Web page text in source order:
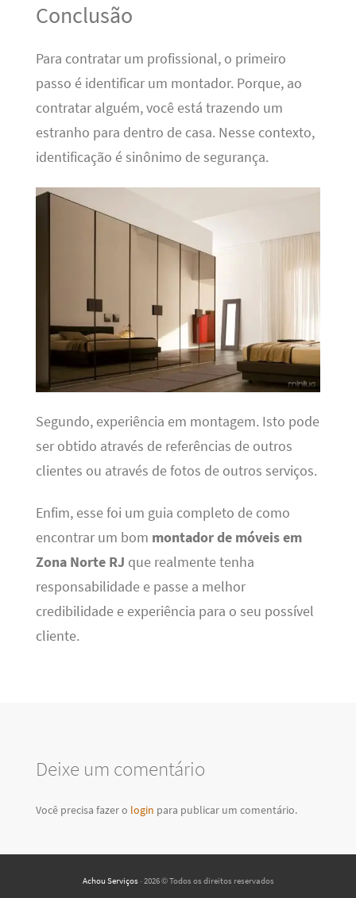
Conclusão
Para contratar um profissional, o primeiro
passo é identificar um montador. Porque, ao
contratar alguém, você está trazendo um
estranho para dentro de casa. Nesse contexto,
identificação é sinônimo de segurança.
Segundo, experiência em montagem. Isto pode
ser obtido através de referências de outros
clientes ou através de fotos de outros serviços.
Enfim, esse foi um guia completo de como
encontrar um bom montador de móveis em
Zona Norte RJ que realmente tenha
responsabilidade e passe a melhor
credibilidade e experiência para o seu possível
cliente.
Deixe um comentário
Você precisa fazer o login para publicar um comentário.
Achou Serviços· 2026 © Todos os direitos reservados